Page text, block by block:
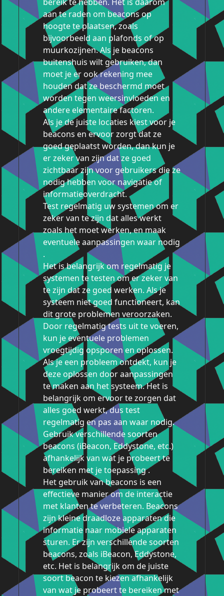
aan te raden om beacons op
hoogte te plaatsen, zoals
bijvoorbeeld aan plafonds of op
muurkozijnen. Als je beacons
buitenshuis wilt gebruiken, dan
moet je er ook rekening mee
houden dat ze beschermd moet
worden tegen weersinvloeden en
andere elementaire factoren.
Als je de juiste locaties kiest voor je
beacons en ervoor zorgt dat ze
goed geplaatst worden, dan kun je
er zeker van zijn dat ze goed
zichtbaar zijn voor gebruikers die ze
nodig hebben voor navigatie of
informatieoverdracht.
Test regelmatig uw systemen om er
zeker van te zijn dat alles werkt
zoals het moet werken, en maak
eventuele aanpassingen waar nodig
.
Het is belangrijk om regelmatig je
systemen te testen om er zeker van
te zijn dat ze goed werken. Als je
systeem niet goed functioneert, kan
dit grote problemen veroorzaken.
Door regelmatig tests uit te voeren,
kun je eventuele problemen
vroegtijdig opsporen en oplossen.
Als je een probleem ontdekt, kun je
deze oplossen door aanpassingen
te maken aan het systeem. Het is
belangrijk om ervoor te zorgen dat
alles goed werkt, dus test
regelmatig en pas aan waar nodig.
Gebruik verschillende soorten
beacons (iBeacon, Eddystone, etc.)
afhankelijk van wat je probeert te
bereiken met je toepassing .
Het gebruik van beacons is een
effectieve manier om de interactie
met klanten te verbeteren. Beacons
zijn kleine draadloze apparaten die
informatie naar mobiele apparaten
sturen. Er zijn verschillende soorten
beacons, zoals iBeacon, Eddystone,
etc. Het is belangrijk om de juiste
soort beacon te kiezen afhankelijk
van wat je probeert te bereiken met